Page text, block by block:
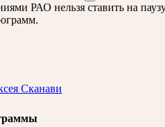
РАО нельзя ставить на
Сканави